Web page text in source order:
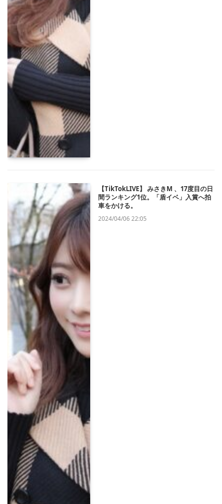
【TikTokLIVE】 みさきM 、17度目の日
間ランキング1位。「盾イベ」入賞へ拍
車をかける。
2024/04/06 22:05